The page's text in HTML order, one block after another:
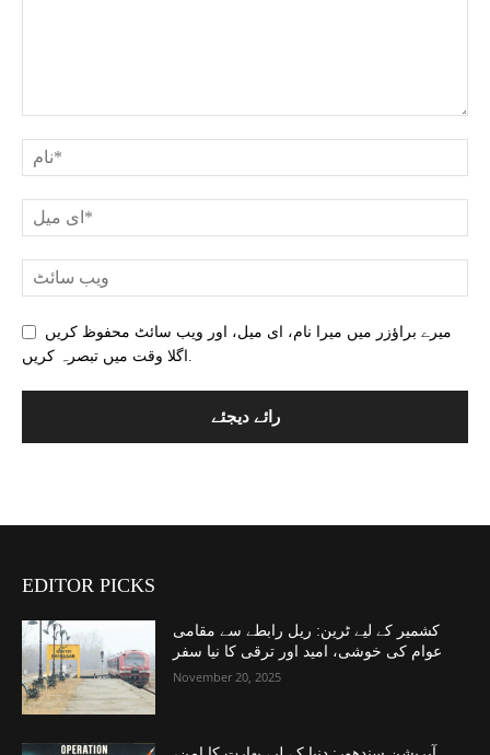
میرے براؤزر میں میرا نام، ای میل، اور ویب سائٹ محفوظ کریں
اگلا وقت میں تبصرہ کریں.
EDITOR PICKS
کشمیر کے لیے ٹرین: ریل رابطے سے مقامی
عوام کی خوشی، امید اور ترقی کا نیا سفر
November 20, 2025